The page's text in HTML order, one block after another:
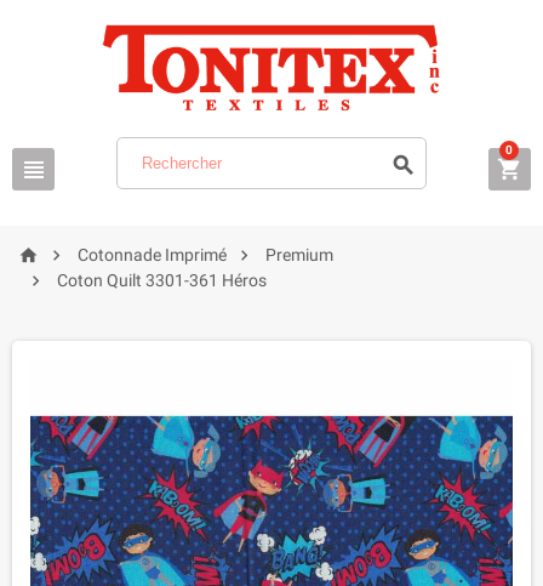
  
0
  Cotonnade Imprimé  Premium
 Coton Quilt 3301-361 Héros